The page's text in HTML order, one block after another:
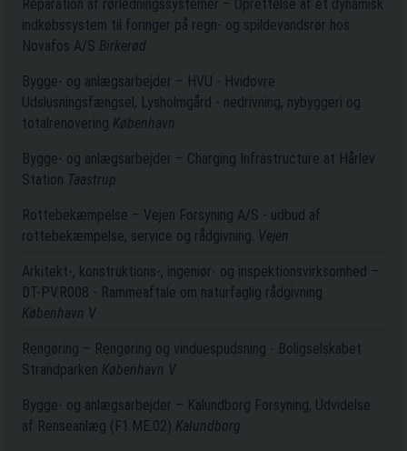
Reparation af rørledningssystemer – Oprettelse af et dynamisk
indkøbssystem til foringer på regn- og spildevandsrør hos
Novafos A/S Birkerød
Bygge- og anlægsarbejder – HVU - Hvidovre
Udslusningsfængsel, Lysholmgård - nedrivning, nybyggeri og
totalrenovering København
Bygge- og anlægsarbejder – Charging Infrastructure at Hårlev
Station Taastrup
Rottebekæmpelse – Vejen Forsyning A/S - udbud af
rottebekæmpelse, service og rådgivning. Vejen
Arkitekt-, konstruktions-, ingeniør- og inspektionsvirksomhed –
DT-PV.R008 - Rammeaftale om naturfaglig rådgivning
København V
Rengøring – Rengøring og vinduespudsning - Boligselskabet
Strandparken København V
Bygge- og anlægsarbejder – Kalundborg Forsyning, Udvidelse
af Renseanlæg (F1.ME.02) Kalundborg